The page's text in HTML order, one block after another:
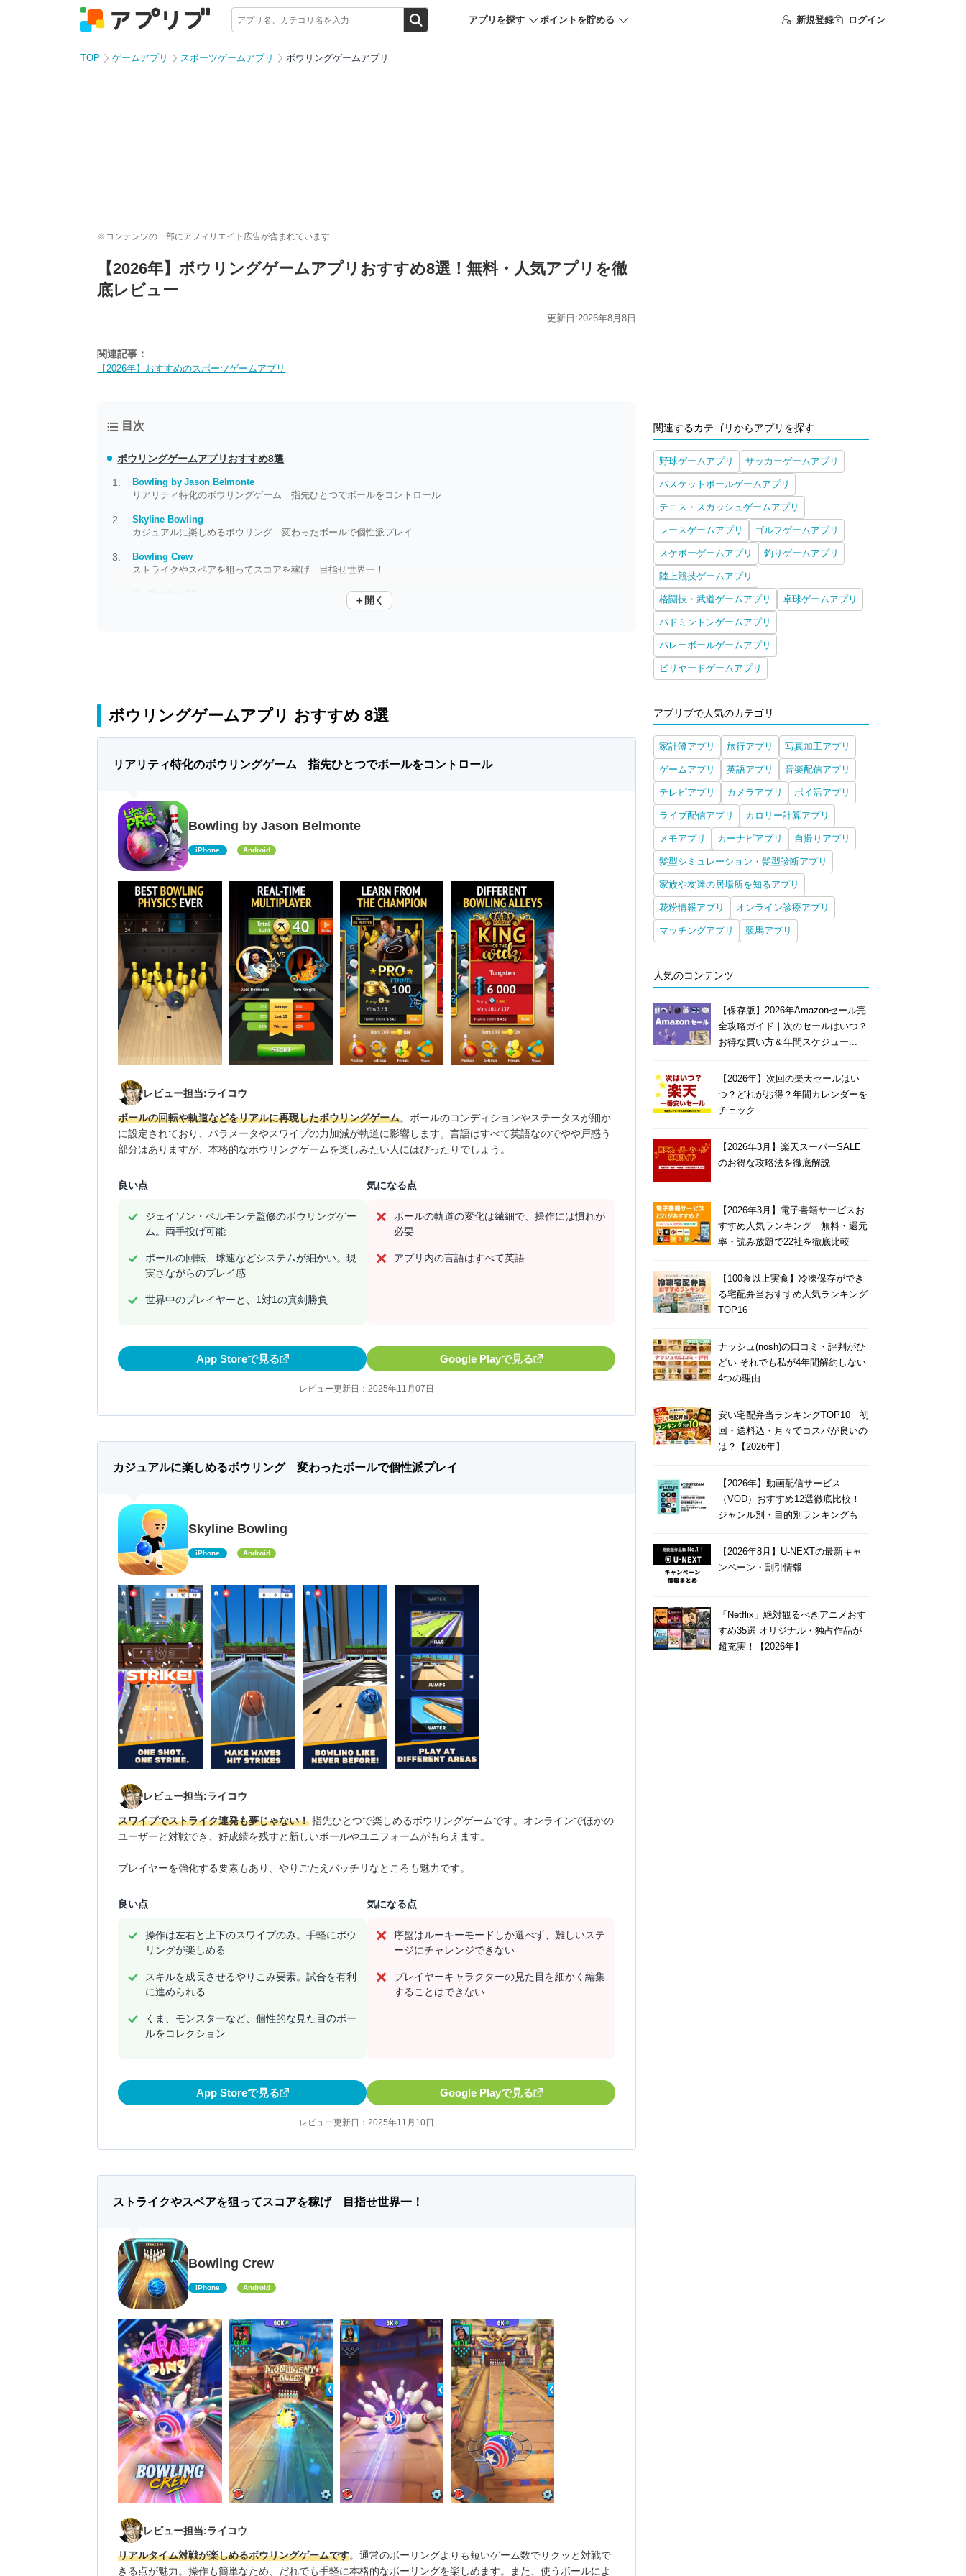
アプリを探す ポイントを貯める 新規登録 ログイン
TOP ゲームアプリ スポーツゲームアプリ ボウリングゲームアプリ
※コンテンツの一部にアフィリエイト広告が含まれています
【2026年】ボウリングゲームアプリおすすめ8選！無料・人気アプリを徹
底レビュー
更新日:2026年8月8日
関連記事：
【2026年】おすすめのスポーツゲームアプリ
目次
ボウリングゲームアプリおすすめ8選
Bowling by Jason Belmonte
リアリティ特化のボウリングゲーム 指先ひとつでボールをコントロール
Skyline Bowling
カジュアルに楽しめるボウリング 変わったボールで個性派プレイ
Bowling Crew
ストライクやスペアを狙ってスコアを稼げ 目指せ世界一！
マジになっちゃう本格ボーリング！ 3Dでリアルに楽しもう
＋開く
ボウリングゲームアプリ おすすめ 8選
リアリティ特化のボウリングゲーム 指先ひとつでボールをコントロール
Bowling by Jason Belmonte
iPhone Android
レビュー担当:ライコウ
ボールの回転や軌道などをリアルに再現したボウリングゲーム。ボールのコンディションやステータスが細か
に設定されており、パラメータやスワイプの力加減が軌道に影響します。言語はすべて英語なのでやや戸惑う
部分はありますが、本格的なボウリングゲームを楽しみたい人にはぴったりでしょう。
良い点
ジェイソン・ベルモンテ監修のボウリングゲー
ム。両手投げ可能
ボールの回転、球速などシステムが細かい。現
実さながらのプレイ感
世界中のプレイヤーと、1対1の真剣勝負
気になる点
ボールの軌道の変化は繊細で、操作には慣れが
必要
アプリ内の言語はすべて英語
App Storeで見る Google Playで見る
レビュー更新日：2025年11月07日
カジュアルに楽しめるボウリング 変わったボールで個性派プレイ
Skyline Bowling
iPhone Android
レビュー担当:ライコウ
スワイプでストライク連発も夢じゃない！ 指先ひとつで楽しめるボウリングゲームです。オンラインでほかの
ユーザーと対戦でき、好成績を残すと新しいボールやユニフォームがもらえます。
プレイヤーを強化する要素もあり、やりごたえバッチリなところも魅力です。
良い点
操作は左右と上下のスワイプのみ。手軽にボウ
リングが楽しめる
スキルを成長させるやりこみ要素。試合を有利
に進められる
くま、モンスターなど、個性的な見た目のボー
ルをコレクション
気になる点
序盤はルーキーモードしか選べず、難しいステ
ージにチャレンジできない
プレイヤーキャラクターの見た目を細かく編集
することはできない
App Storeで見る Google Playで見る
レビュー更新日：2025年11月10日
ストライクやスペアを狙ってスコアを稼げ 目指せ世界一！
Bowling Crew
iPhone Android
レビュー担当:ライコウ
リアルタイム対戦が楽しめるボウリングゲームです。通常のボーリングよりも短いゲーム数でサクッと対戦で
きる点が魅力。操作も簡単なため、だれでも手軽に本格的なボーリングを楽しめます。また、使うボールによ
関連するカテゴリからアプリを探す
野球ゲームアプリ サッカーゲームアプリ
バスケットボールゲームアプリ
テニス・スカッシュゲームアプリ
レースゲームアプリ ゴルフゲームアプリ
スケボーゲームアプリ 釣りゲームアプリ
陸上競技ゲームアプリ
格闘技・武道ゲームアプリ 卓球ゲームアプリ
バドミントンゲームアプリ
バレーボールゲームアプリ
ビリヤードゲームアプリ
アプリブで人気のカテゴリ
家計簿アプリ 旅行アプリ 写真加工アプリ
ゲームアプリ 英語アプリ 音楽配信アプリ
テレビアプリ カメラアプリ ポイ活アプリ
ライブ配信アプリ カロリー計算アプリ
メモアプリ カーナビアプリ 自撮りアプリ
髪型シミュレーション・髪型診断アプリ
家族や友達の居場所を知るアプリ
花粉情報アプリ オンライン診療アプリ
マッチングアプリ 競馬アプリ
人気のコンテンツ
【保存版】2026年Amazonセール完
全攻略ガイド｜次のセールはいつ？
お得な買い方＆年間スケジュー...
【2026年】次回の楽天セールはい
つ？どれがお得？年間カレンダーを
チェック
【2026年3月】楽天スーパーSALE
のお得な攻略法を徹底解説
【2026年3月】電子書籍サービスお
すすめ人気ランキング｜無料・還元
率・読み放題で22社を徹底比較
【100食以上実食】冷凍保存ができ
る宅配弁当おすすめ人気ランキング
TOP16
ナッシュ(nosh)の口コミ・評判がひ
どい それでも私が4年間解約しない
4つの理由
安い宅配弁当ランキングTOP10｜初
回・送料込・月々でコスパが良いの
は？【2026年】
【2026年】動画配信サービス
（VOD）おすすめ12選徹底比較！
ジャンル別・目的別ランキングも
【2026年8月】U-NEXTの最新キャ
ンペーン・割引情報
「Netflix」絶対観るべきアニメおす
すめ35選 オリジナル・独占作品が
超充実！【2026年】